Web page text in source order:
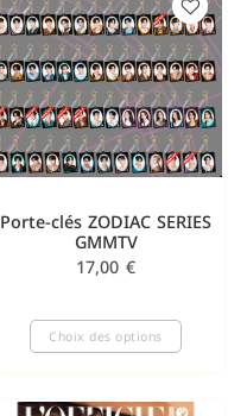
Porte-clés ZODIAC SERIES
GMMTV
17,00 €
Choix des options